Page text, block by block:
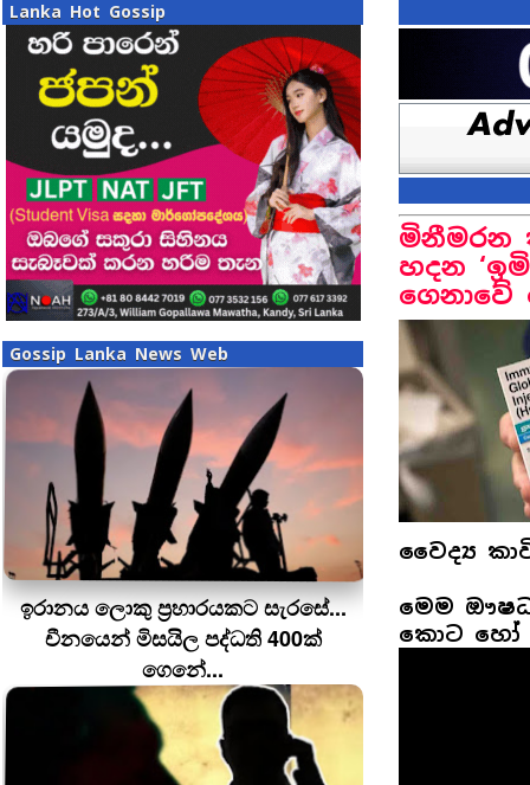
Lanka Hot Gossip
Gossip Lanka News Web
ඉරානය ලොකු ප‍්‍රහාරයකට සැරසේ...
චීනයෙන් මිසයිල පද්ධති 400ක්
ගෙනේ...
මිනීමරන
හදන
ගෙනාවේ
වෛද්‍ය
මෙම
කොට හෝ